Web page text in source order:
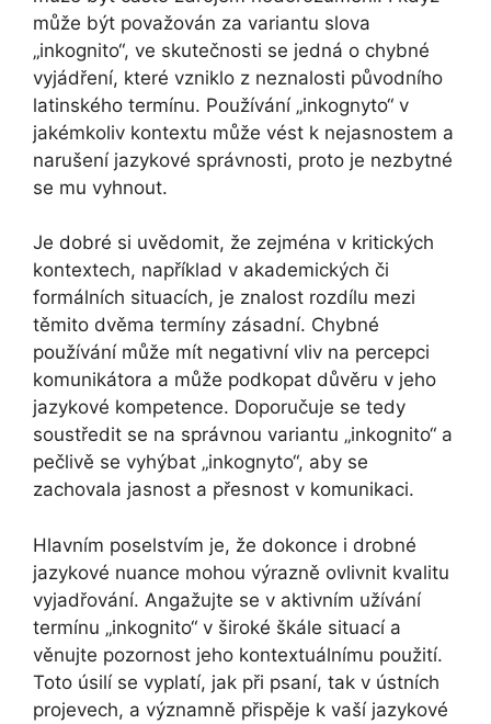
může být považován za variantu slova
„inkognito“, ve skutečnosti se jedná o chybné
vyjádření, které vzniklo z neznalosti původního
latinského termínu. Používání „inkognyto“ v
jakémkoliv kontextu může vést k nejasnostem a
narušení jazykové správnosti, proto je nezbytné
se mu vyhnout.
Je dobré si uvědomit, že zejména v kritických
kontextech, například v akademických či
formálních situacích, je znalost rozdílu mezi
těmito dvěma termíny zásadní. Chybné
používání může mít negativní vliv na percepci
komunikátora a může podkopat důvěru v jeho
jazykové kompetence. Doporučuje se tedy
soustředit se na správnou variantu „inkognito“ a
pečlivě se vyhýbat „inkognyto“, aby se
zachovala jasnost a přesnost v komunikaci.
Hlavním poselstvím je, že dokonce i drobné
jazykové nuance mohou výrazně ovlivnit kvalitu
vyjadřování. Angažujte se v aktivním užívání
termínu „inkognito“ v široké škále situací a
věnujte pozornost jeho kontextuálnímu použití.
Toto úsilí se vyplatí, jak při psaní, tak v ústních
projevech, a významně přispěje k vaší jazykové